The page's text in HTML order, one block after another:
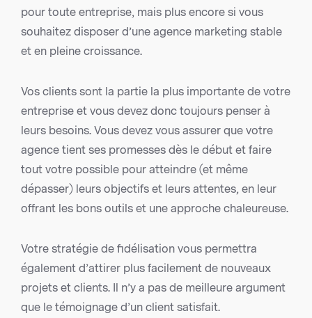
pour toute entreprise, mais plus encore si vous
souhaitez disposer d’une agence marketing stable
et en pleine croissance.
Vos clients sont la partie la plus importante de votre
entreprise et vous devez donc toujours penser à
leurs besoins. Vous devez vous assurer que votre
agence tient ses promesses dès le début et faire
tout votre possible pour atteindre (et même
dépasser) leurs objectifs et leurs attentes, en leur
offrant les bons outils et une approche chaleureuse.
Votre stratégie de fidélisation vous permettra
également d’attirer plus facilement de nouveaux
projets et clients. Il n’y a pas de meilleure argument
que le témoignage d’un client satisfait.